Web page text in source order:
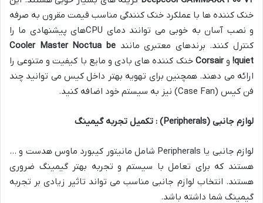
خنک کننده ها با عملکرد خنک کنندگی مناسب قیمت مقرون به صرفه
و نصب آسان به خوبی می توانند دمای CPUهای پیشنهادی ما را
کنترل کنند. برندهای معتبری مانند
Cooler Master Noctua be
quiet!وCorsair خنک کننده های بادی و مایع با کیفیت و متنوعی را
ارائه می دهند. همچنین برای تهویه بهتر داخل کیس می توانید چند
فن کیس (Case Fan) نیز به سیستم خود اضافه کنید.
لوازم جانبی (Peripherals) : تکمیل تجربه گیمینگ
لوازم جانبی یا Peripherals شامل مانیتور کیبورد ماوس هدست و …
هستند که برای تعامل با سیستم و تجربه بهتر گیمینگ ضروری
هستند. انتخاب لوازم جانبی مناسب می تواند تاثیر زیادی بر تجربه
گیمینگ شما داشته باشد.